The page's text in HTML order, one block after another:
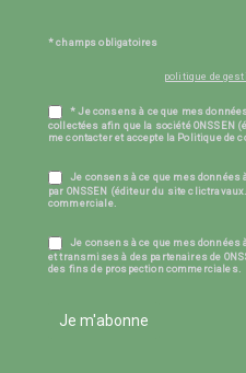
* champs obligatoires
politique de
* Je consens à ce que mes
collectées afin que la société
me contacter et accepte la Politique de
Je consens à ce que mes
par ONSSEN (éditeur du site
commerciale.
Je consens à ce que mes
et transmises à des partenaires de
des fins de prospection commerciales.
Je m'abonne